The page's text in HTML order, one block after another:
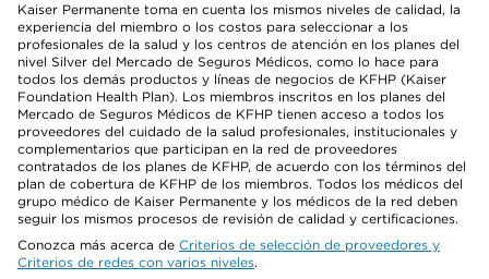
Kaiser Permanente toma en cuenta los mismos niveles de calidad, la
experiencia del miembro o los costos para seleccionar a los
profesionales de la salud y los centros de atención en los planes del
nivel Silver del Mercado de Seguros Médicos, como lo hace para
todos los demás productos y líneas de negocios de KFHP (Kaiser
Foundation Health Plan). Los miembros inscritos en los planes del
Mercado de Seguros Médicos de KFHP tienen acceso a todos los
proveedores del cuidado de la salud profesionales, institucionales y
complementarios que participan en la red de proveedores
contratados de los planes de KFHP, de acuerdo con los términos del
plan de cobertura de KFHP de los miembros. Todos los médicos del
grupo médico de Kaiser Permanente y los médicos de la red deben
seguir los mismos procesos de revisión de calidad y certificaciones.
Conozca más acerca de Criterios de selección de proveedores y
Criterios de redes con varios niveles.